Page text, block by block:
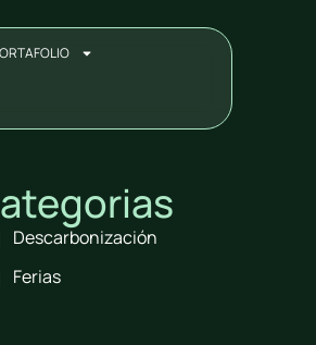
Descarbonización
Ferias